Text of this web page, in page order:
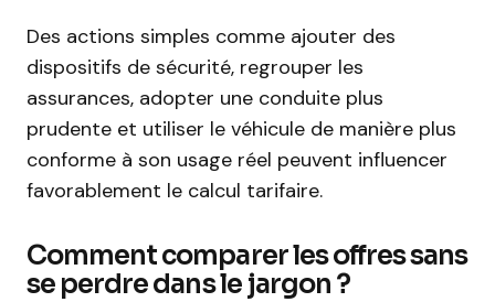
Des actions simples comme ajouter des
dispositifs de sécurité, regrouper les
assurances, adopter une conduite plus
prudente et utiliser le véhicule de manière plus
conforme à son usage réel peuvent influencer
favorablement le calcul tarifaire.
Comment comparer les offres sans
se perdre dans le jargon ?